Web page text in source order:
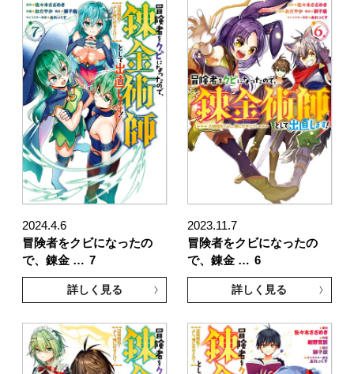
2024.4.6
冒険者をクビになったの
で、錬金 … 7
詳しく見る
2023.11.7
冒険者をクビになったの
で、錬金 … 6
詳しく見る